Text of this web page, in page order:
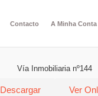
Contacto A Minha Conta
Vía Inmobiliaria nº144
Descargar Ver